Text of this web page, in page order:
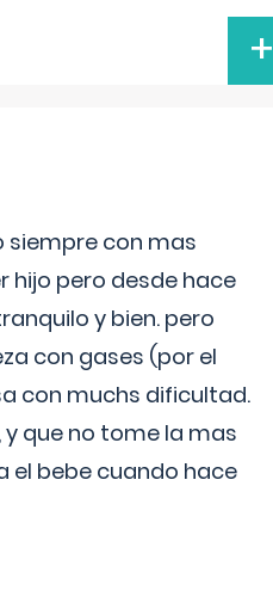
+
siempre con mas
hijo pero desde hace
y bien. pero
con gases (por el
con muchs dificultad.
que no tome la mas
el bebe cuando hace